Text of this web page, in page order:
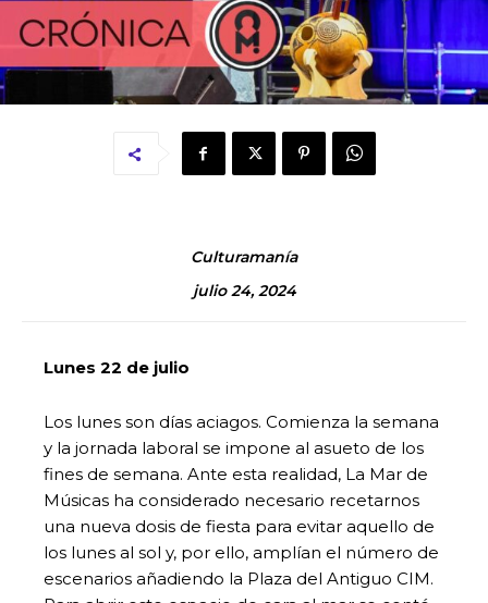
Culturamanía
julio 24, 2024
Lunes 22 de julio
Los lunes son días aciagos. Comienza la semana
y la jornada laboral se impone al asueto de los
fines de semana. Ante esta realidad, La Mar de
Músicas ha considerado necesario recetarnos
una nueva dosis de fiesta para evitar aquello de
los lunes al sol y, por ello, amplían el número de
escenarios añadiendo la Plaza del Antiguo CIM.